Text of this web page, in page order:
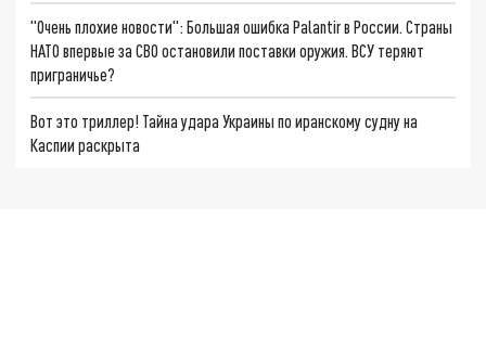
"Очень плохие новости": Большая ошибка Palantir в России. Страны
НАТО впервые за СВО остановили поставки оружия. ВСУ теряют
приграничье?
Вот это триллер! Тайна удара Украины по иранскому судну на
Каспии раскрыта